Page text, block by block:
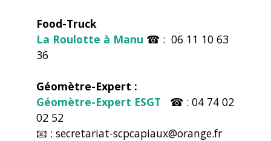
Food-Truck
La Roulotte à Manu ☎ : 06 11 10 63
36
Géomètre-Expert :
Géomètre-Expert ESGT
☎ : 04 74 02
02 52
📧 : secretariat-scpcapiaux@orange.fr